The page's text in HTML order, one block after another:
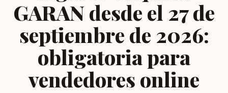
GARAN desde el 27 de
septiembre de 2026:
obligatoria para
vendedores online